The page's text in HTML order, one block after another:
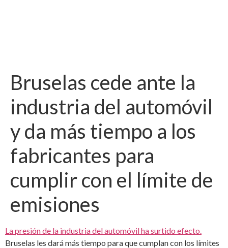
Bruselas cede ante la
industria del automóvil
y da más tiempo a los
fabricantes para
cumplir con el límite de
emisiones
La presión de la industria del automóvil ha surtido efecto.
Bruselas les dará más tiempo para que cumplan con los límites